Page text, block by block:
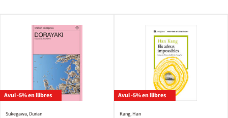
Avui -5% en llibres
Sukegawa, Durian
Avui -5% en llibres
Kang, Han